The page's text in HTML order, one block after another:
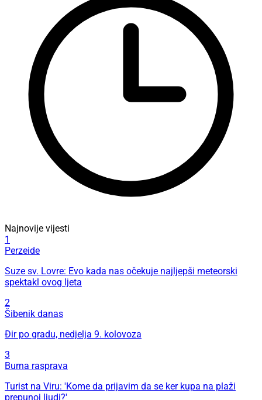
Najnovije vijesti
1
Perzeide
Suze sv. Lovre: Evo kada nas očekuje najljepši meteorski
spektakl ovog ljeta
2
Šibenik danas
Đir po gradu, nedjelja 9. kolovoza
3
Burna rasprava
Turist na Viru: 'Kome da prijavim da se ker kupa na plaži
prepunoj ljudi?'